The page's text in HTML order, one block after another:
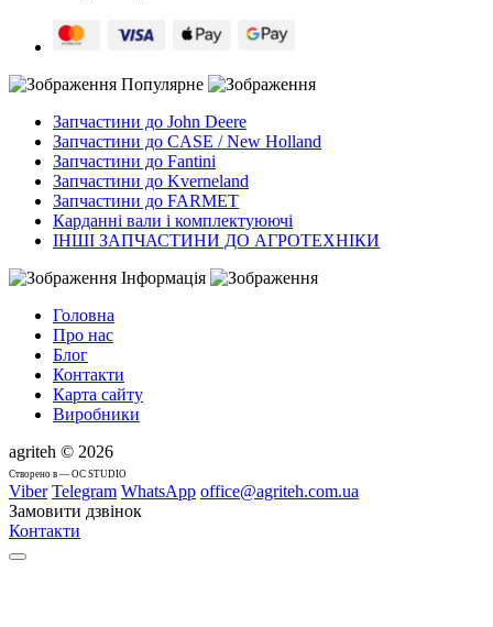
Популярне
Запчастини до John Deere
Запчастини до CASE / New Holland
Запчастини до Fantini
Запчастини до Kverneland
Запчастини до FARMET
Карданні вали і комплектуюючі
ІНШІ ЗАПЧАСТИНИ ДО АГРОТЕХНІКИ
Інформація
Головна
Про нас
Блог
Контакти
Карта сайту
Виробники
agriteh © 2026
Cтворено в — OC STUDIO
Viber Telegram WhatsApp office@agriteh.com.ua
Замовити дзвінок
Контакти